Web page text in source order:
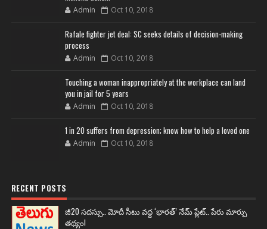
Admin Oct 10, 2018
Rafale fighter jet deal: SC seeks details of decision-making
process
Admin Oct 10, 2018
Touching a woman inappropriately at the workplace can land
you in jail for 5 years
Admin Oct 10, 2018
1 in 20 suffers from depression; know how to help a loved one
Admin Oct 10, 2018
RECENT POSTS
జీ20 సదస్సు.. మోదీ సీటు వద్ద ‘భారత్’ నేమ్ ప్లేట్‌.. పేరు మార్పు
తథ్యం!